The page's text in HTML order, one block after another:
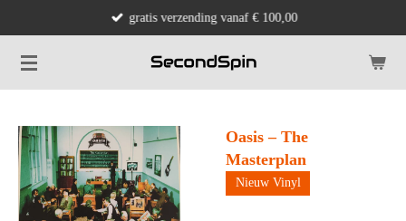
naar
de
gratis verzending vanaf € 100,00
Oasis – The
Masterplan
Nieuw Vinyl